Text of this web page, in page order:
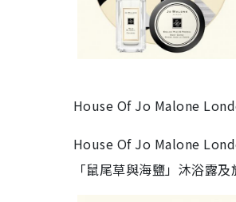
House Of Jo Malone
House Of Jo Malone
「鼠尾草與海鹽」沐浴露